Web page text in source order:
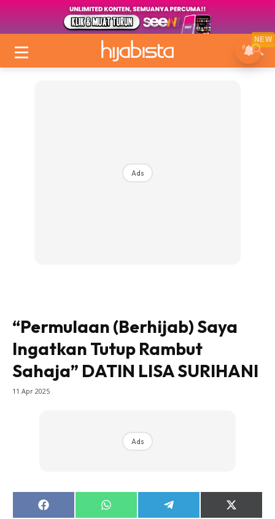
Ads
“Permulaan (Berhijab) Saya
Ingatkan Tutup Rambut
Sahaja” DATIN LISA SURIHANI
11 Apr 2025
Ads
Share Share Share Share
NEW